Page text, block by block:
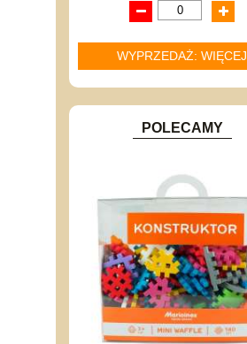
WYPRZEDAŻ: WIĘCEJ
POLECAMY